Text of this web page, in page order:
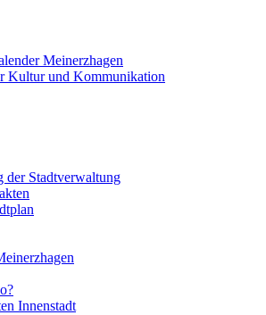
Meinerzhagen
Kultur und Kommunikation
der Stadtverwaltung
Innenstadt